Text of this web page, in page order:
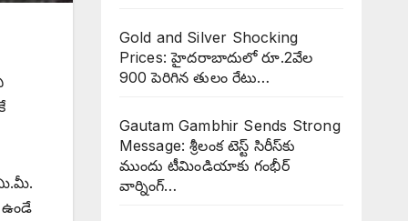
మి.మీ.
ఉండే
Gold and Silver Shocking
Prices: హైదరాబాదులో రూ.2వేల
900 పెరిగిన తులం రేటు…
Gautam Gambhir Sends Strong
Message: శ్రీలంక టెస్ట్ సిరీస్‌కు
ముందు టీమిండియాకు గంభీర్
వార్నింగ్…